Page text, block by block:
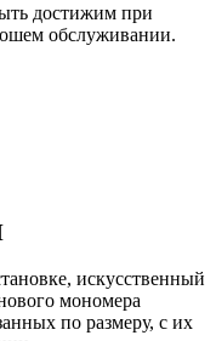
достижим при
обслуживании.
искусственный
мономера
по размеру, с их